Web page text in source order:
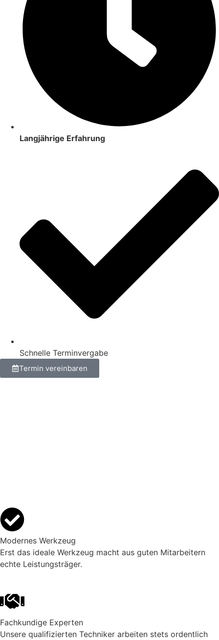
Langjährige Erfahrung
Schnelle Terminvergabe
Termin vereinbaren
Modernes Werkzeug
Erst das ideale Werkzeug macht aus guten Mitarbeitern
echte Leistungsträger.
Fachkundige Experten
Unsere qualifizierten Techniker arbeiten stets ordentlich